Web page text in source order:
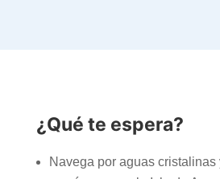
¿Qué te espera?
Navega por aguas cristalinas